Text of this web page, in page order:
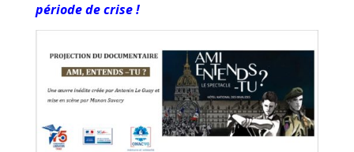
période de crise !